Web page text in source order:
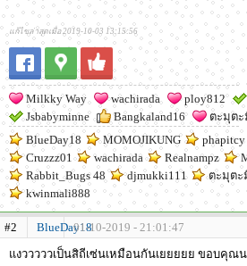
แก้ไขล่าสุดเมื่อ 2019-10-03 13:15:56
Milkky Way wachirada ploy812
Jsbabyminne
Bangkaland16
ตะมุตะ
BlueDay18
MOMOJIKUNG phapitcy
Cruzzz01
wachirada Realnampz
Rabbit_Bugs 48
djmukki111 ตะมุตะ
kwinmali888
#2 BlueDay1801-10-2019 - 21:01:47
แงวววววเป็นสิถีเซ่นเหมือนกันเยยยยย ขอบคุณ